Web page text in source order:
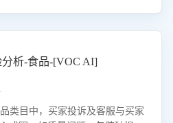
析-食品-[VOC AI]
类目中，买家投诉及客服与买家